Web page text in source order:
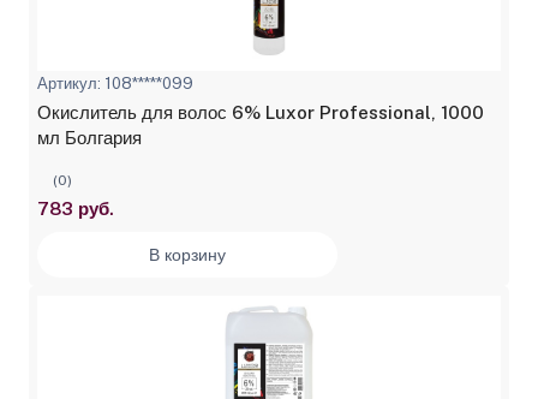
Артикул: 108*****099
Окислитель для волос 6% Luxor Professional, 1000
мл Болгария
(0)
783 руб.
В корзину